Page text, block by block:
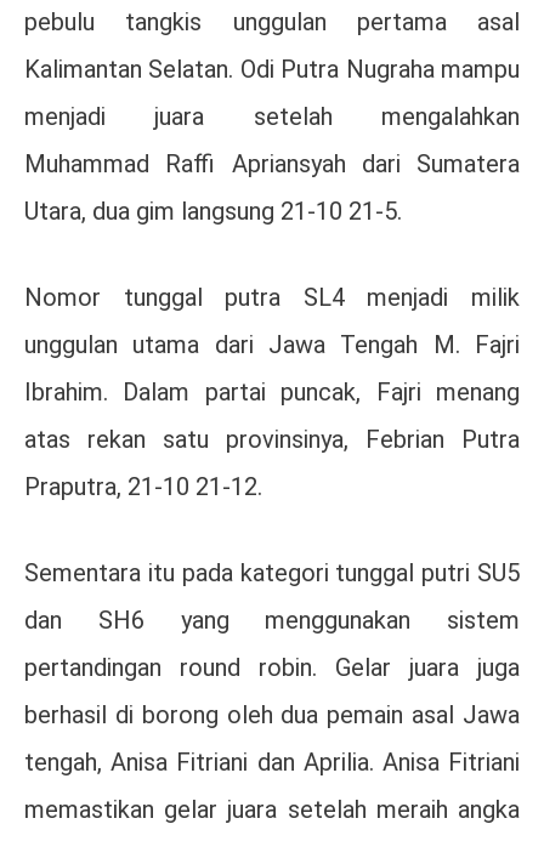
pebulu tangkis unggulan pertama asal
Kalimantan Selatan. Odi Putra Nugraha mampu
menjadi juara setelah mengalahkan
Muhammad Raffi Apriansyah dari Sumatera
Utara, dua gim langsung 21-10 21-5.
Nomor tunggal putra SL4 menjadi milik
unggulan utama dari Jawa Tengah M. Fajri
Ibrahim. Dalam partai puncak, Fajri menang
atas rekan satu provinsinya, Febrian Putra
Praputra, 21-10 21-12.
Sementara itu pada kategori tunggal putri SU5
dan SH6 yang menggunakan sistem
pertandingan round robin. Gelar juara juga
berhasil di borong oleh dua pemain asal Jawa
tengah, Anisa Fitriani dan Aprilia. Anisa Fitriani
memastikan gelar juara setelah meraih angka